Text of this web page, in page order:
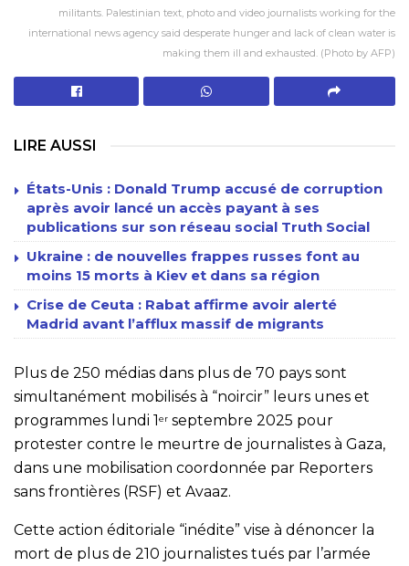
militants. Palestinian text, photo and video journalists working for the
international news agency said desperate hunger and lack of clean water is
making them ill and exhausted. (Photo by AFP)
LIRE AUSSI
États-Unis : Donald Trump accusé de corruption
après avoir lancé un accès payant à ses
publications sur son réseau social Truth Social
Ukraine : de nouvelles frappes russes font au
moins 15 morts à Kiev et dans sa région
Crise de Ceuta : Rabat affirme avoir alerté
Madrid avant l’afflux massif de migrants
Plus de 250 médias dans plus de 70 pays sont
simultanément mobilisés à “noircir” leurs unes et
programmes lundi 1er septembre 2025 pour
protester contre le meurtre de journalistes à Gaza,
dans une mobilisation coordonnée par Reporters
sans frontières (RSF) et Avaaz.
Cette action éditoriale “inédite” vise à dénoncer la
mort de plus de 210 journalistes tués par l’armée